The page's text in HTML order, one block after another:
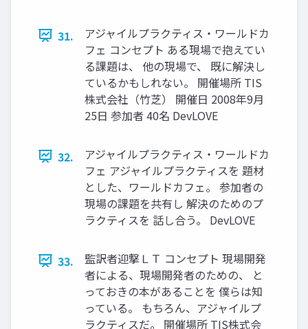
31.
アジャイルプラクティス・ワールドカ
フェ コンセプト ある現場で抱えてい
る課題は、 他の現場で、 既に解決し
ているかもしれない。 開催場所 TIS
株式会社（竹芝） 開催日 2008年9月
25日 参加者 40名 DevLOVE
32.
アジャイルプラクティス・ワールドカ
フェ アジャイルプラクティスを 題材
とした、ワールドカフェ。 参加者の
現場の課題を共有し 解決のためのプ
ラクティスを 話し合う。 DevLOVE
33.
監訳者迎撃ＬＴ コンセプト 現場開発
者による、現場開発者のための、 と
っておきの本があることを 僕らは知
っている。 もちろん、アジャイルプ
ラクティスだ。 開催場所 TIS株式会